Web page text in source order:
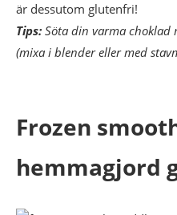
är dessutom glutenfri!
Tips: Söta din varma choklad
(mixa i blender eller med
Frozen
hemmagjord